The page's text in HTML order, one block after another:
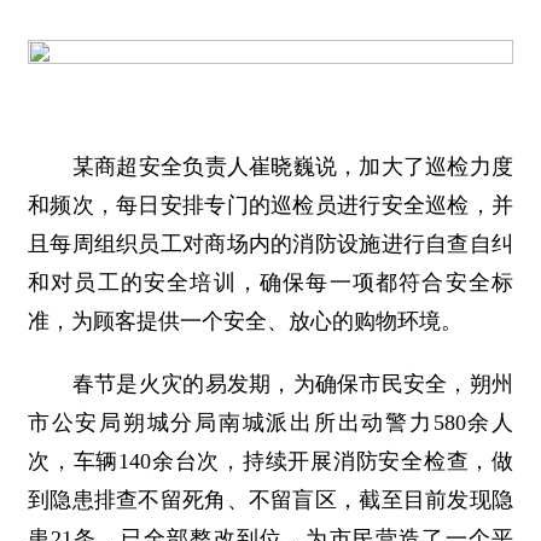
某商超安全负责人崔晓巍说，加大了巡检力度
和频次，每日安排专门的巡检员进行安全巡检，并
且每周组织员工对商场内的消防设施进行自查自纠
和对员工的安全培训，确保每一项都符合安全标
准，为顾客提供一个安全、放心的购物环境。
春节是火灾的易发期，为确保市民安全，朔州
市公安局朔城分局南城派出所出动警力580余人
次，车辆140余台次，持续开展消防安全检查，做
到隐患排查不留死角、不留盲区，截至目前发现隐